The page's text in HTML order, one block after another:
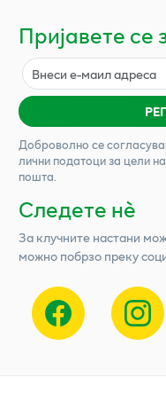
Пријавете се
Доброволно се
лични податоци за цели
пошта.
Следете нѐ
За клучните настани
можно побрзо преку